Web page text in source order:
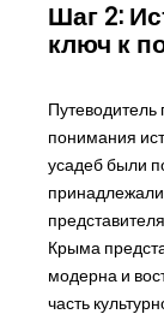
Шаг 2:
ключ к
понимания
усадеб были
Крыма
модерна и
часть